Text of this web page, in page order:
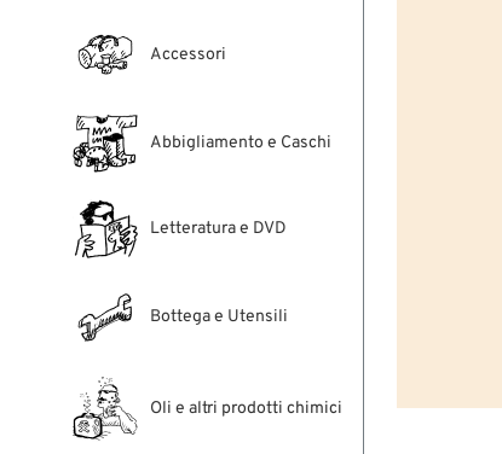
Accessori
Abbigliamento e Caschi
Letteratura e DVD
Bottega e Utensili
Oli e altri prodotti chimici